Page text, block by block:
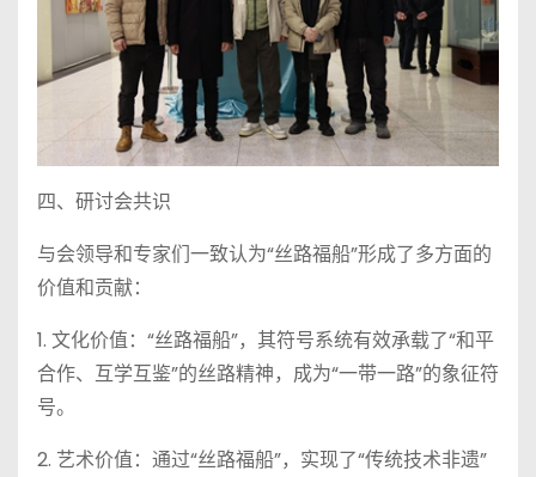
四、研讨会共识
与会领导和专家们一致认为“丝路福船”形成了多方面的
价值和贡献：
1. 文化价值：“丝路福船”，其符号系统有效承载了“和平
合作、互学互鉴”的丝路精神，成为“一带一路”的象征符
号。
2. 艺术价值：通过“丝路福船”，实现了“传统技术非遗”